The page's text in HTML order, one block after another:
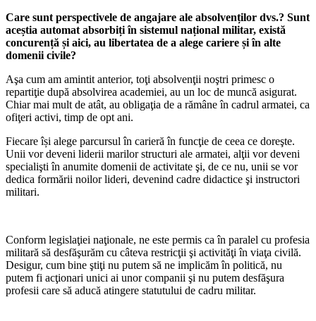
Care sunt perspectivele de angajare ale absolvenților dvs.? Sunt
aceștia automat absorbiți în sistemul național militar, există
concurență și aici, au libertatea de a alege cariere și în alte
domenii civile?
Aşa cum am amintit anterior, toţi absolvenţii noştri primesc o
repartiţie după absolvirea academiei, au un loc de muncă asigurat.
Chiar mai mult de atât, au obligaţia de a rămâne în cadrul armatei, ca
ofiţeri activi, timp de opt ani.
Fiecare își alege parcursul în carieră în funcţie de ceea ce doreşte.
Unii vor deveni liderii marilor structuri ale armatei, alţii vor deveni
specialişti în anumite domenii de activitate şi, de ce nu, unii se vor
dedica formării noilor lideri, devenind cadre didactice şi instructori
militari.
Conform legislaţiei naţionale, ne este permis ca în paralel cu profesia
militară să desfăşurăm cu câteva restricţii şi activităţi în viaţa civilă.
Desigur, cum bine ştiţi nu putem să ne implicăm în politică, nu
putem fi acţionari unici ai unor companii şi nu putem desfăşura
profesii care să aducă atingere statutului de cadru militar.